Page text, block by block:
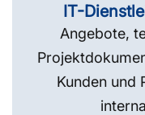
IT-
Angebote,
Kunden und